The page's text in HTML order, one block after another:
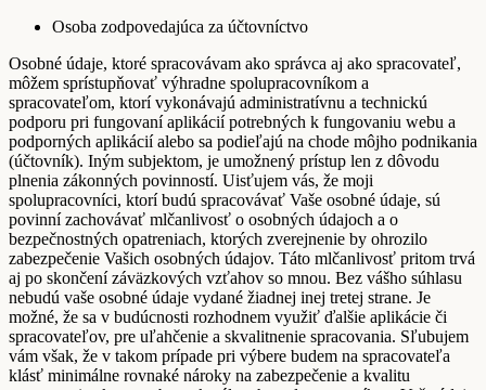
Osoba zodpovedajúca za účtovníctvo
Osobné údaje, ktoré spracovávam ako správca aj ako spracovateľ,
môžem sprístupňovať výhradne spolupracovníkom a
spracovateľom, ktorí vykonávajú administratívnu a technickú
podporu pri fungovaní aplikácií potrebných k fungovaniu webu a
podporných aplikácií alebo sa podieľajú na chode môjho podnikania
(účtovník). Iným subjektom, je umožnený prístup len z dôvodu
plnenia zákonných povinností. Uisťujem vás, že moji
spolupracovníci, ktorí budú spracovávať Vaše osobné údaje, sú
povinní zachovávať mlčanlivosť o osobných údajoch a o
bezpečnostných opatreniach, ktorých zverejnenie by ohrozilo
zabezpečenie Vašich osobných údajov. Táto mlčanlivosť pritom trvá
aj po skončení záväzkových vzťahov so mnou. Bez vášho súhlasu
nebudú vaše osobné údaje vydané žiadnej inej tretej strane. Je
možné, že sa v budúcnosti rozhodnem využiť ďalšie aplikácie či
spracovateľov, pre uľahčenie a skvalitnenie spracovania. Sľubujem
vám však, že v takom prípade pri výbere budem na spracovateľa
klásť minimálne rovnaké nároky na zabezpečenie a kvalitu